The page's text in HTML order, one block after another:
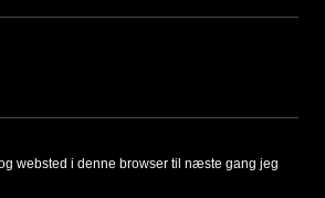
websted i denne browser til næste gang jeg